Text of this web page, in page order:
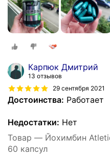
Карпюк Дмитрий
13 отзывов
29 сентября 2021
Достоинства: Работает
Недостатки: Нет
Товар — Йохимбин
60 капсул